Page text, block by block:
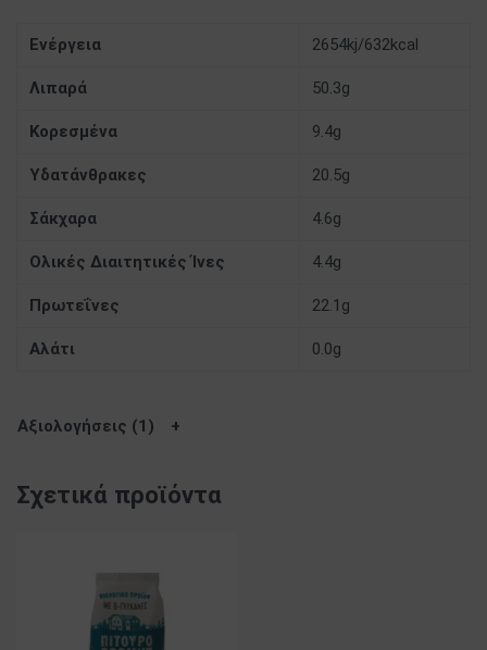
Ενέργεια 2654kj/632kcal
Λιπαρά 50.3g
Κορεσμένα 9.4g
Υδατάνθρακες 20.5g
Σάκχαρα 4.6g
Ολικές Διαιτητικές Ίνες 4.4g
Πρωτεΐνες 22.1g
Αλάτι 0.0g
Αξιολογήσεις (1)
Σχετικά προϊόντα